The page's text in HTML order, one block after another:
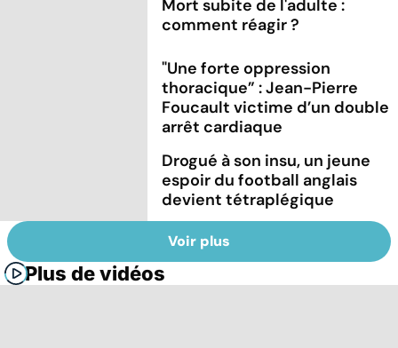
Mort subite de l'adulte :
comment réagir ?
"Une forte oppression
thoracique” : Jean-Pierre
Foucault victime d’un double
arrêt cardiaque
Drogué à son insu, un jeune
espoir du football anglais
devient tétraplégique
Voir plus
Plus de vidéos